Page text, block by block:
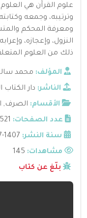
علوم القرآن هي
وترتيبه، وجمعه
ومعرفة المحكم
النزول، وإعجازه،
ذلك من العلوم
المؤلف: محمد
الناشر: دار الكتاب
الأقسام: الصرف,
عدد الصفحات: 521
سنة النشر: 1407-1987
مشاهدات:
بلّغ عن كتاب